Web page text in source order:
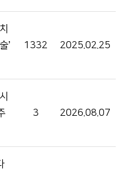
’
1332 2025.02.25
3 2026.08.07